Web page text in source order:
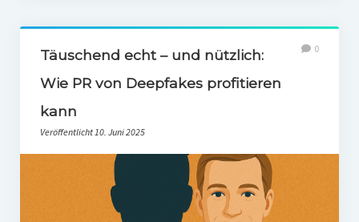
Täuschend echt – und nützlich:
Wie PR von Deepfakes profitieren
kann
Veröffentlicht 10. Juni 2025
0